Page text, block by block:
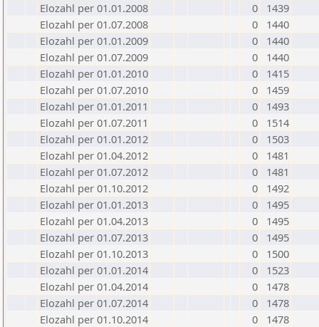
Elozahl per 01.01.2008
0
1439
Elozahl per 01.07.2008
0
1440
Elozahl per 01.01.2009
0
1440
Elozahl per 01.07.2009
0
1440
Elozahl per 01.01.2010
0
1415
Elozahl per 01.07.2010
0
1459
Elozahl per 01.01.2011
0
1493
Elozahl per 01.07.2011
0
1514
Elozahl per 01.01.2012
0
1503
Elozahl per 01.04.2012
0
1481
Elozahl per 01.07.2012
0
1481
Elozahl per 01.10.2012
0
1492
Elozahl per 01.01.2013
0
1495
Elozahl per 01.04.2013
0
1495
Elozahl per 01.07.2013
0
1495
Elozahl per 01.10.2013
0
1500
Elozahl per 01.01.2014
0
1523
Elozahl per 01.04.2014
0
1478
Elozahl per 01.07.2014
0
1478
Elozahl per 01.10.2014
0
1478